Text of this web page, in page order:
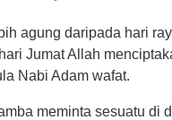
agung daripada hari
Jumat Allah
Nabi Adam wafat.
meminta sesuatu di